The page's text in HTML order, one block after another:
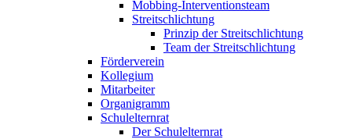
Mobbing-Interventionsteam
Streitschlichtung
Prinzip der Streitschlichtung
Team der Streitschlichtung
Förderverein
Kollegium
Mitarbeiter
Organigramm
Schulelternrat
Der Schulelternrat